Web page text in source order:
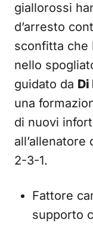
giallorossi
d’arresto
sconfitta che
nello
guidato da Di
una
di nuovi
2-3-1.
Fattore
supporto